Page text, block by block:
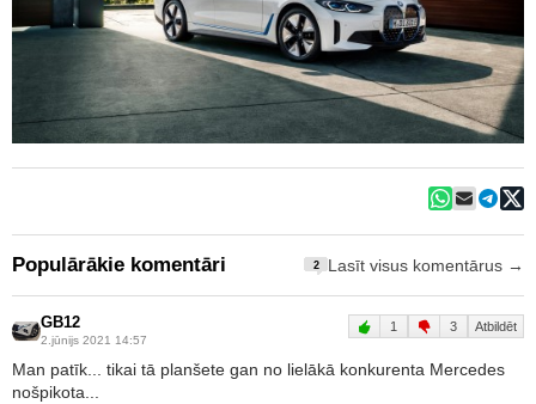
Populārākie komentāri 2 Lasīt visus komentārus →
GB12
2.jūnijs 2021 14:57
1 3 Atbildēt
Man patīk... tikai tā planšete gan no lielākā konkurenta Mercedes
nošpikota...